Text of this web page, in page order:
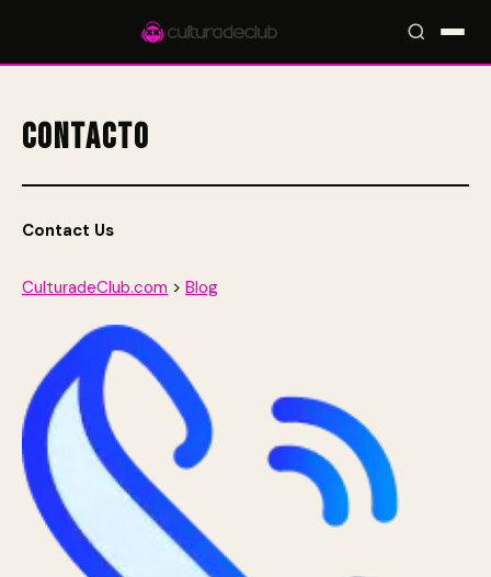
Accesos rápidos:🎪 Eventos🎤 Artistas📍 Locales📰 Magazine
Contacto
Contact Us
CulturadeClub.com > Blog